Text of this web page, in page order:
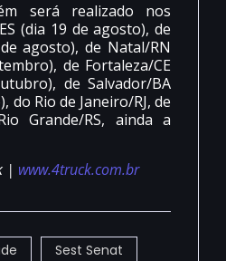
será realizado nos
(dia 19 de agosto), de
agosto), de Natal/RN
de Fortaleza/CE
de Salvador/BA
do Rio de Janeiro/RJ, de
Grande/RS, ainda a
| www.4truck.com.br
Sest Senat